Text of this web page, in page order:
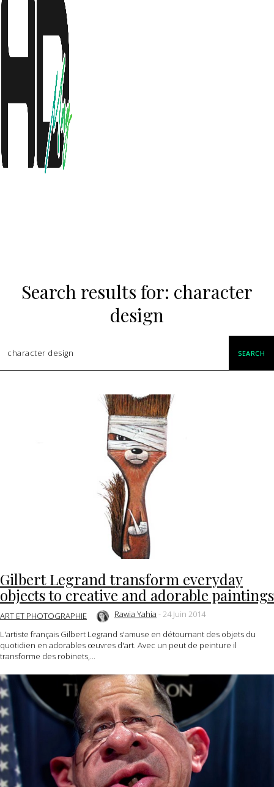
Search results for: character
design
SEARCH
Gilbert Legrand transform everyday
objects to creative and adorable paintings
ART ET PHOTOGRAPHIE Rawia Yahia -24 Juin 2014
L'artiste français Gilbert Legrand s'amuse en détournant des objets du
quotidien en adorables œuvres d'art. Avec un peut de peinture il
transforme des robinets,...